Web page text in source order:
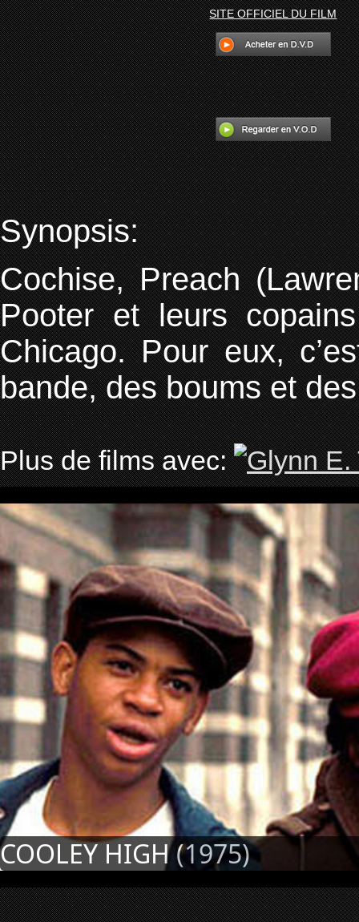
SITE OFFICIEL DU FILM
Synopsis:
Cochise, Preach
Pooter et leurs
Chicago. Pour eux,
bande, des boums et
Plus de films avec:
COOLEY HIGH (1975)